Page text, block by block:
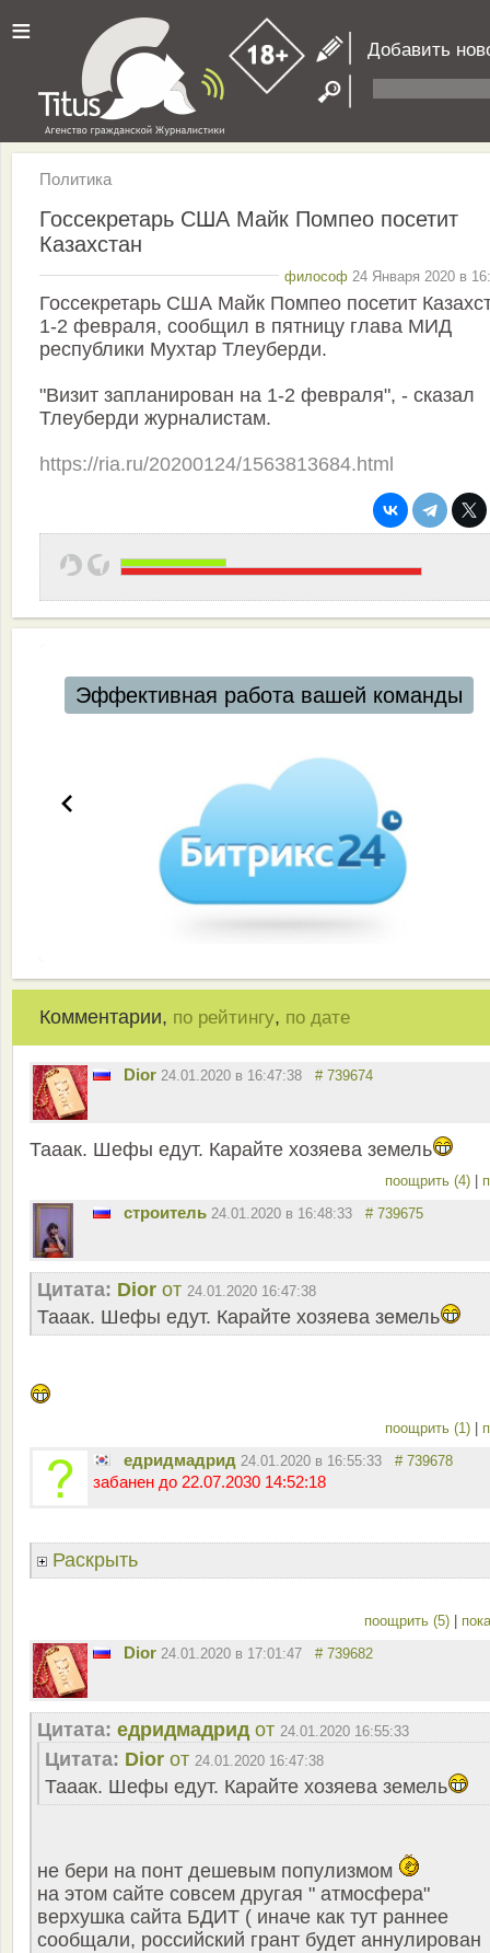
≡ Добавить
Политика
Госсекретарь США Майк Помпео посетит
Казахстан
философ 24 Января 2020 в
Госсекретарь США Майк Помпео посетит
1-2 февраля, сообщил в пятницу глава МИД
республики Мухтар Тлеуберди.
"Визит запланирован на 1-2 февраля", - сказал
Тлеуберди журналистам.
https://ria.ru/20200124/1563813684.html
Эффективная работа вашей команды
Комментарии, по рейтингу, по дате
Dior 24.01.2020 в 16:47:38 # 739674
Тааак. Шефы едут. Карайте хозяева земель
поощрить (4)
строитель 24.01.2020 в 16:48:33 # 739675
Цитата: Dior от 24.01.2020 16:47:38
Тааак. Шефы едут. Карайте хозяева земель
поощрить (1)
едридмадрид 24.01.2020 в 16:55:33 # 739678
забанен до 22.07.2030 14:52:18
Раскрыть
поощрить (5)
Dior 24.01.2020 в 17:01:47 # 739682
Цитата: едридмадрид от 24.01.2020 16:55:33
Цитата: Dior от 24.01.2020 16:47:38
Тааак. Шефы едут. Карайте хозяева земель
не бери на понт дешевым популизмом
на этом сайте совсем другая " атмосфера"
верхушка сайта БДИТ ( иначе как тут раннее
сообщали, российский грант будет аннулирован